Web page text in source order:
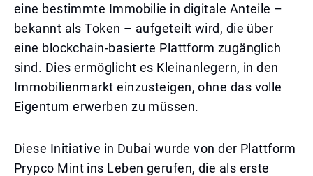
eine bestimmte Immobilie in digitale Anteile –
bekannt als Token – aufgeteilt wird, die über
eine blockchain-basierte Plattform zugänglich
sind. Dies ermöglicht es Kleinanlegern, in den
Immobilienmarkt einzusteigen, ohne das volle
Eigentum erwerben zu müssen.
Diese Initiative in Dubai wurde von der Plattform
Prypco Mint ins Leben gerufen, die als erste